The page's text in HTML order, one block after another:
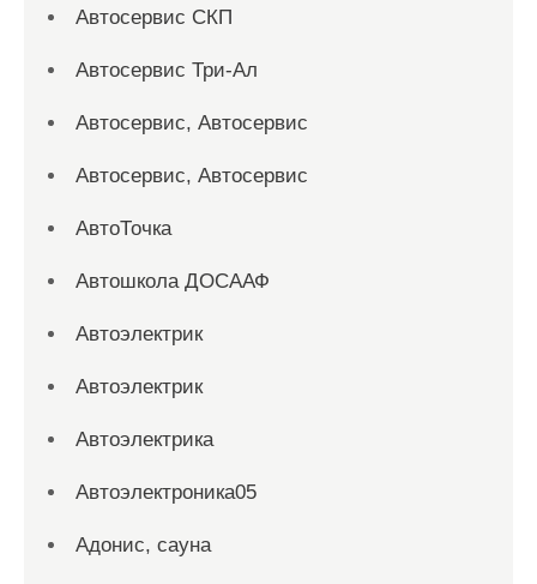
Автосервис СКП
Автосервис Три-Ал
Автосервис, Автосервис
Автосервис, Автосервис
АвтоТочка
Автошкола ДОСААФ
Автоэлектрик
Автоэлектрик
Автоэлектрика
Автоэлектроника05
Адонис, сауна